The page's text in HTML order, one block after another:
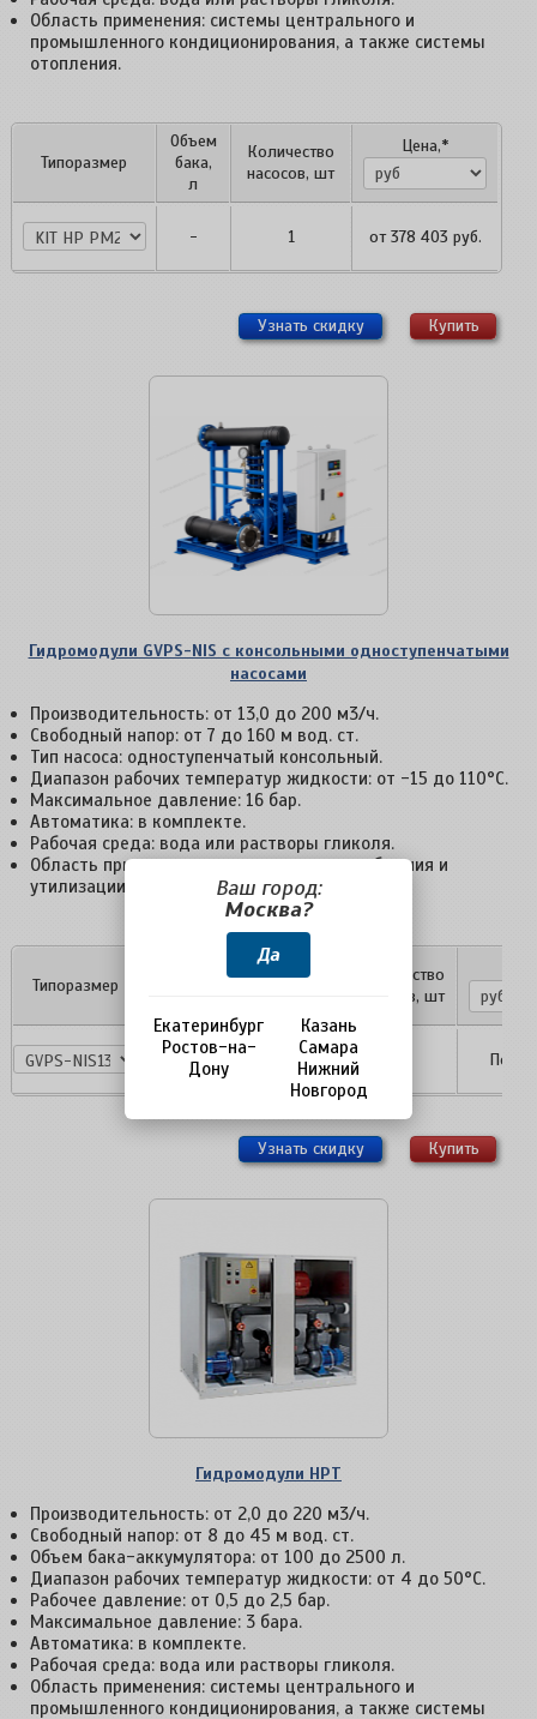
Ваш город:
Москва?
Да
Екатеринбург
Казань
Ростов-на-
Дону
Самара
Нижний
Новгород
Область применения: системы центрального и
промышленного кондиционирования, а также системы
отопления.
Типоразмер
Объем
бака,
л
Количество
насосов, шт
Цена,*
KIT HP PM2 1P - 1 от378 403 руб.
Узнать скидку Купить
Гидромодули GVPS-NIS с консольными одноступенчатыми
насосами
Производительность: от 13,0 до 200 м3/ч.
Свободный напор: от 7 до 160 м вод. ст.
Тип насоса: одноступенчатый консольный.
Диапазон рабочих температур жидкости: от -15 до 110°С.
Максимальное давление: 16 бар.
Автоматика: в комплекте.
Рабочая среда: вода или растворы гликоля.
Область применения: системы холодоснабжения и
утилизации тепла.
Типоразмер
Свободный
Количество
насосов, шт
GVPS-
NIS13.P1
13 11.5 - 38 По
Узнать скидку Купить
Гидромодули HPT
Производительность: от 2,0 до 220 м3/ч.
Свободный напор: от 8 до 45 м вод. ст.
Объем бака-аккумулятора: от 100 до 2500 л.
Диапазон рабочих температур жидкости: от 4 до 50°С.
Рабочее давление: от 0,5 до 2,5 бар.
Максимальное давление: 3 бара.
Автоматика: в комплекте.
Рабочая среда: вода или растворы гликоля.
Область применения: системы центрального и
промышленного кондиционирования, а также системы